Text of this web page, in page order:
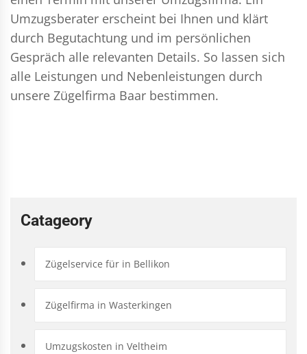
Umzugsberater erscheint bei Ihnen und klärt
durch Begutachtung und im persönlichen
Gespräch alle relevanten Details. So lassen sich
alle Leistungen und Nebenleistungen durch
unsere Zügelfirma Baar bestimmen.
Catageory
Zügelservice für in Bellikon
Zügelfirma in Wasterkingen
Umzugskosten in Veltheim